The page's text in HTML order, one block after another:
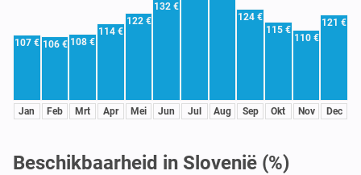
107 €
Jan
106 €
Feb
108 €
Mrt
114 €
Apr
122 €
Mei
132 €
Jun Jul Aug
124 €
Sep
115 €
Okt
110 €
Nov
121 €
Dec
Beschikbaarheid in Slovenië (%)